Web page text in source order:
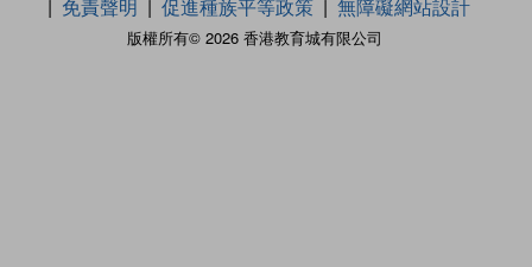
版權所有© 2026 香港教育城有限公司
免責聲明
促進種族平等政策 無障礙網站設計